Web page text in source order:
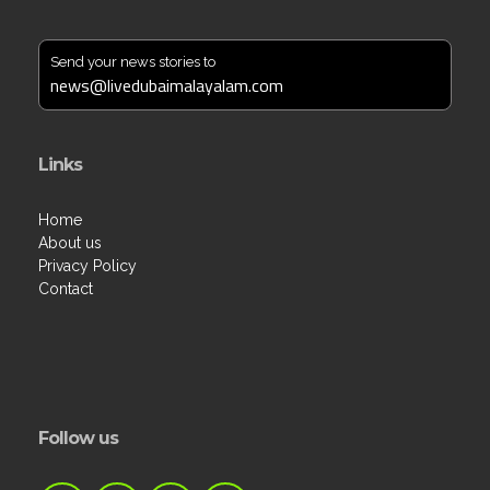
Send your news stories to
news@livedubaimalayalam.com
Links
Home
About us
Privacy Policy
Contact
Follow us